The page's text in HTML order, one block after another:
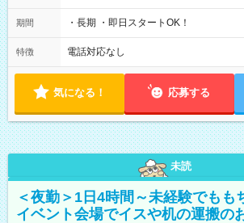
期間 ・長期 ・即日スタートOK！
特徴 電話対応なし
気になる！ 応募する
未読
＜夜勤＞1日4時間～未経験でもも
イベント会場でイスや机の運搬の